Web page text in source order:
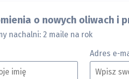
o nowych oliwach i
nachalni: 2 maile na rok
Adres e-